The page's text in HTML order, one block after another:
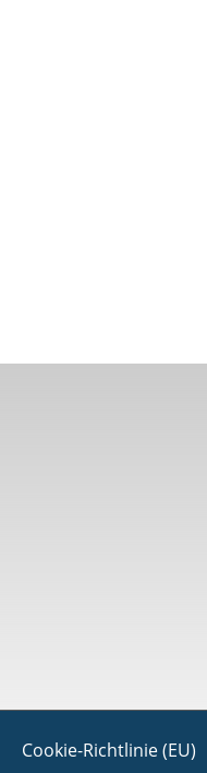
Cookie-Richtlinie (EU)